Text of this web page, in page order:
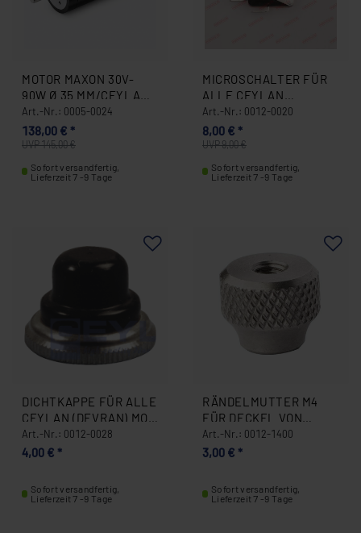
MOTOR MAXON 30V-
90W Ø 35 MM/CEYLAN
MOD./ DEVRAN ,
HERAN/ SWISS MADE
0005-0024
Art.-Nr.: 0005-0024
UVP 145,00 €
138,00 € *
Sofort versandfertig,
Lieferzeit 7 -9 Tage
MICROSCHALTER FÜR
ALLE CEYLAN
MODELLE (DEVRAN)
SCHALTER 0012-0020
Art.-Nr.: 0012-0020
UVP 9,00 €
8,00 € *
Sofort versandfertig,
Lieferzeit 7 -9 Tage
DICHTKAPPE FÜR ALLE
CEYLAN (DEVRAN) MOD
/ SCHALTERKAPPE
0012-0028
Art.-Nr.: 0012-0028
4,00 € *
Sofort versandfertig,
Lieferzeit 7 -9 Tage
RÄNDELMUTTER M4
FÜR DECKEL VON
DEVRAN, HERAN,
SARAN UND SEYMEN
Art.-Nr.: 0012-1400
3,00 € *
Sofort versandfertig,
Lieferzeit 7 -9 Tage